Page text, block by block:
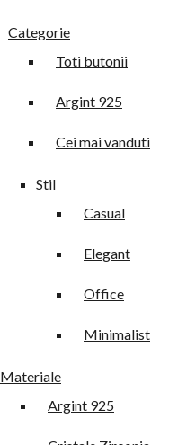
Categorie
Toti butonii
Argint 925
Cei mai vanduti
Stil
Casual
Elegant
Office
Minimalist
Materiale
Argint 925